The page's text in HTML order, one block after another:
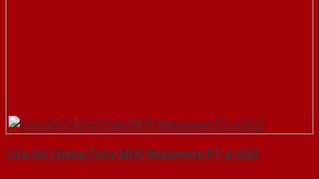
Cửa Gỗ Chống Cháy MDF Melamine P1-a-SGD